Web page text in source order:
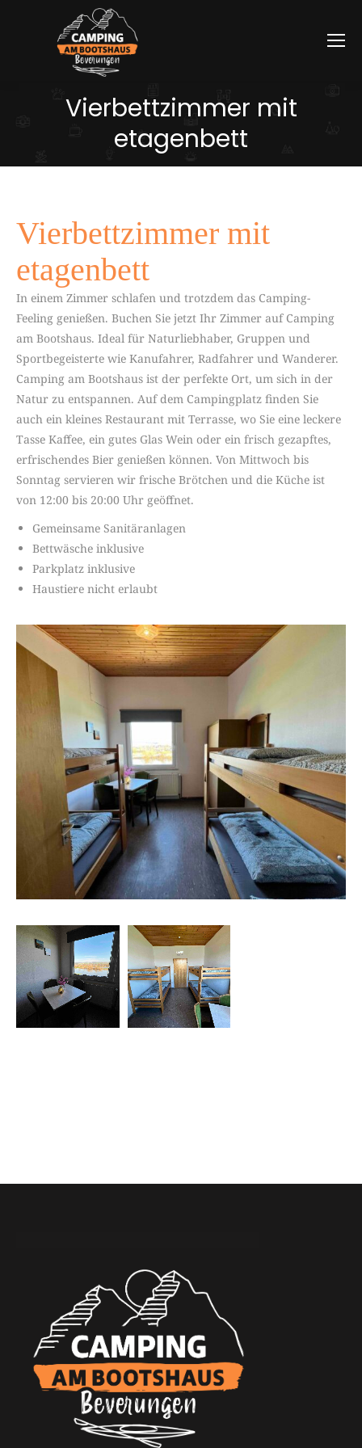
Vierbettzimmer mit
etagenbett
Vierbettzimmer mit
etagenbett
In einem Zimmer schlafen und trotzdem das Camping-
Feeling genießen. Buchen Sie jetzt Ihr Zimmer auf Camping
am Bootshaus. Ideal für Naturliebhaber, Gruppen und
Sportbegeisterte wie Kanufahrer, Radfahrer und Wanderer.
Camping am Bootshaus ist der perfekte Ort, um sich in der
Natur zu entspannen. Auf dem Campingplatz finden Sie
auch ein kleines Restaurant mit Terrasse, wo Sie eine leckere
Tasse Kaffee, ein gutes Glas Wein oder ein frisch gezapftes,
erfrischendes Bier genießen können. Von Mittwoch bis
Sonntag servieren wir frische Brötchen und die Küche ist
von 12:00 bis 20:00 Uhr geöffnet.
Gemeinsame Sanitäranlagen
Bettwäsche inklusive
Parkplatz inklusive
Haustiere nicht erlaubt